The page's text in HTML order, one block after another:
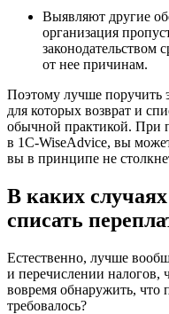
Выявляют другие
организация
законодательством
от нее причинам.
Поэтому лучше поручить
для которых возврат и
обычной практикой. При
в 1C-WiseAdvice, вы
вы в принципе не
В каких
списать
Естественно, лучше
и перечислении налогов,
вовремя обнаружить, что
требовалось?